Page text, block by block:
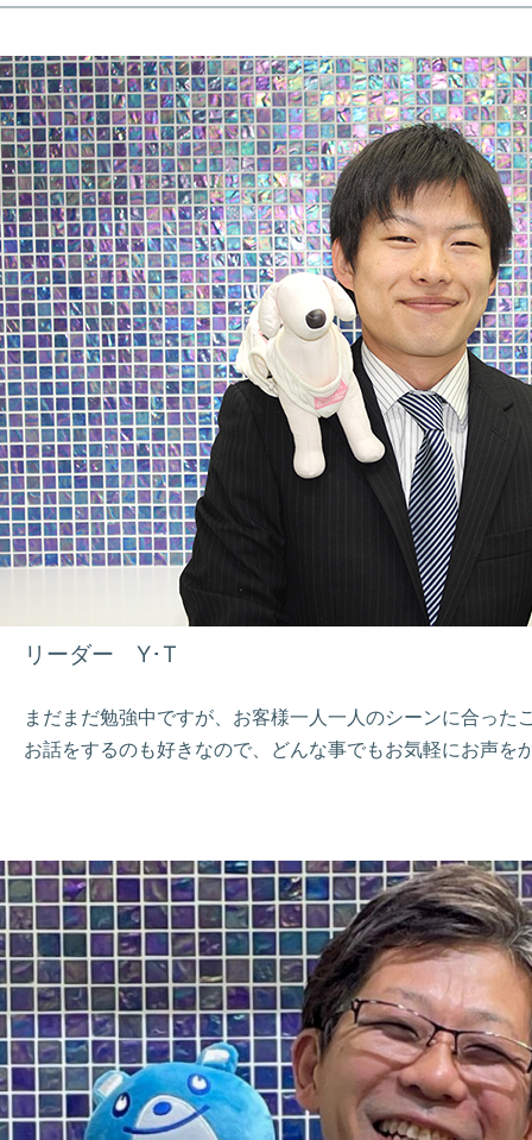
リーダー Y･T
まだまだ勉強中ですが、お客様一人一人のシーンに合っ
お話をするのも好きなので、どんな事でもお気軽にお声を